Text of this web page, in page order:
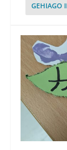
GEHIAGO